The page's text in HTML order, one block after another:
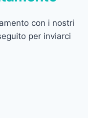
con i nostri
per inviarci